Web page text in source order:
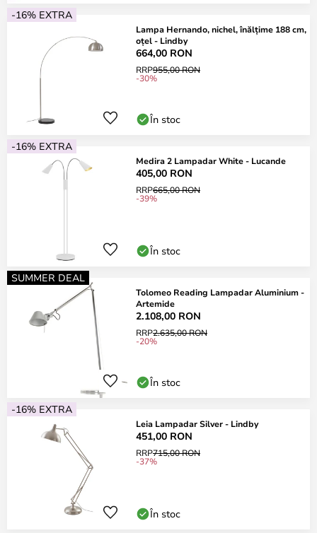
-16% EXTRA
Lampa Hernando, nichel, înălțime 188 cm,
oțel - Lindby
664,00 RON
RRP955,00 RON
-30%
În stoc
-16% EXTRA
Medira 2 Lampadar White - Lucande
405,00 RON
RRP665,00 RON
-39%
În stoc
SUMMER DEAL
Tolomeo Reading Lampadar Aluminium -
Artemide
2.108,00 RON
RRP2.635,00 RON
-20%
În stoc
-16% EXTRA
Leia Lampadar Silver - Lindby
451,00 RON
RRP715,00 RON
-37%
În stoc